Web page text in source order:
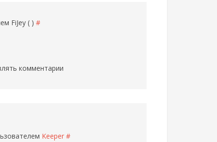
FiJey ( ) #
комментарии
Keeper #